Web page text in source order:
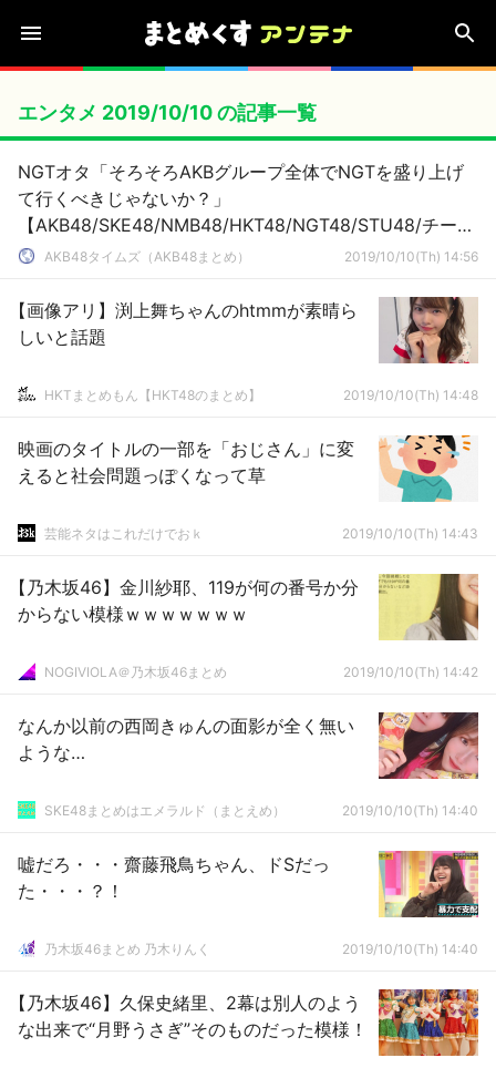
エンタメ 2019/10/10 の記事一覧
NGTオタ「そろそろAKBグループ全体でNGTを盛り上げ
て行くべきじゃないか？」
【AKB48/SKE48/NMB48/HKT48/NGT48/STU48/チーム
8】AKB48タイムズ（AKB48まとめ） 2019/10/10(Th) 14:56
【画像アリ】渕上舞ちゃんのhtmmが素晴ら
しいと話題
HKTまとめもん【HKT48のまとめ】 2019/10/10(Th) 14:48
映画のタイトルの一部を「おじさん」に変
えると社会問題っぽくなって草
芸能ネタはこれだけでおｋ 2019/10/10(Th) 14:43
【乃木坂46】金川紗耶、119が何の番号か分
からない模様ｗｗｗｗｗｗｗ
NOGIVIOLA＠乃木坂46まとめ 2019/10/10(Th) 14:42
なんか以前の西岡きゅんの面影が全く無い
ような…
SKE48まとめはエメラルド（まとえめ） 2019/10/10(Th) 14:40
嘘だろ・・・齋藤飛鳥ちゃん、ドSだっ
た・・・？！
乃木坂46まとめ 乃木りんく 2019/10/10(Th) 14:40
【乃木坂46】久保史緒里、2幕は別人のよう
な出来で“月野うさぎ”そのものだった模様！